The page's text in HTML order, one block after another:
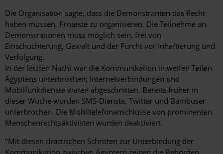
Die Organisation sagte, dass die Demonstranten das Recht
haben müssen, Proteste zu organisieren. Die Teilnehme an
Demonstrationen muss möglich sein, frei von
Einschüchterung, Gewalt und der Furcht vor Inhaftierung und
Verfolgung.
In der letzten Nacht war die Kommunikation in weiten Teilen
Ägyptens unterbrochen; Internetverbindungen und
Mobilfunkdienste waren abgeschnitten. Bereits früher in
dieser Woche wurden SMS-Dienste, Twitter und Bambuser
unterbrochen. Die Mobiltelefonanschlüsse von prominenten
Menschenrechtsaktivisten wurden deaktiviert.
"Mit diesen drastischen Schritten zur Unterbindung der
Kommunikation zwischen Ägyptern zeigen die Behörden,